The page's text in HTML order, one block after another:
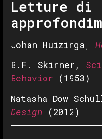
Letture di
Johan Huizinga,
B.F. Skinner,
Behavior (1953)
Natasha Dow
Design (2012)